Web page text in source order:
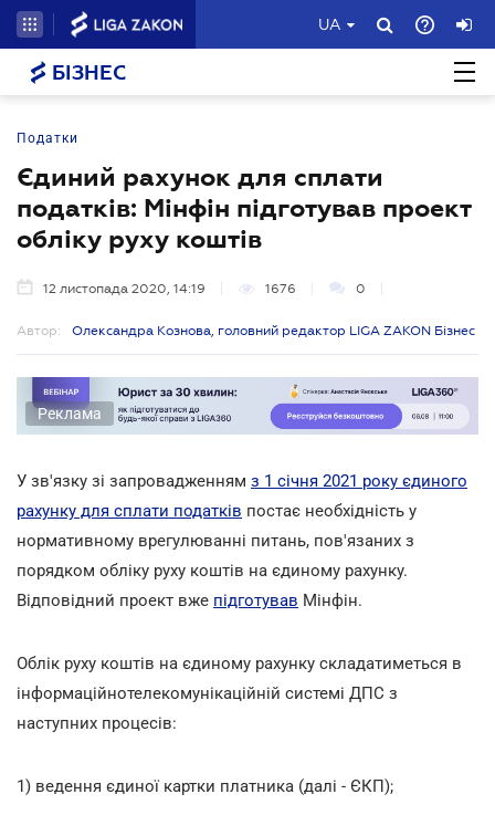
UA
БІЗНЕС
Податки
Єдиний рахунок для сплати
податків: Мінфін підготував проект
обліку руху коштів
12 листопада 2020, 14:19 1676 0
Автор: Олександра Кознова, головний редактор LIGA ZAKON Бізнес
Реклама
У зв'язку зі запровадженням з 1 січня 2021 року єдиного
рахунку для сплати податків постає необхідність у
нормативному врегулюванні питань, пов'язаних з
порядком обліку руху коштів на єдиному рахунку.
Відповідний проект вже підготував Мінфін.
Облік руху коштів на єдиному рахунку складатиметься в
інформаційнотелекомунікаційній системі ДПС з
наступних процесів:
1) ведення єдиної картки платника (далі - ЄКП);